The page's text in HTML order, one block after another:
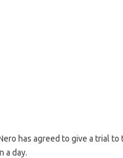
has agreed to give a trial
a day.